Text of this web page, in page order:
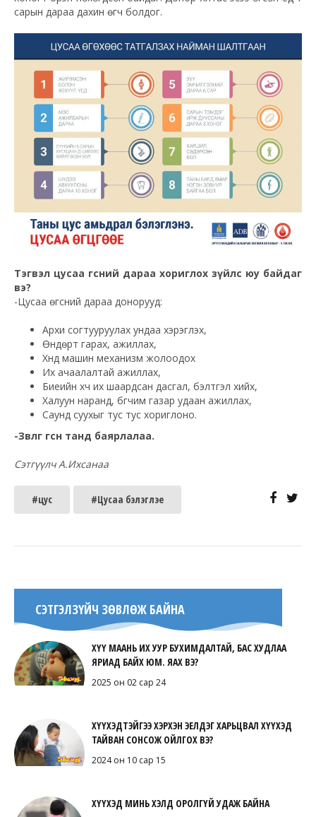
сарын дараа дахин өгч болдог.
Тэгвэл цусаа өгсний дараа хориглох зүйлс юу байдаг
вэ?
-Цусаа өгсний дараа донорууд:
Архи согтууруулах ундаа хэрэглэх,
Өндөрт гарах, ажиллах,
Хүнд машин механизм жолоодох
Их ачаалалтай ажиллах,
Биеийн хүч их шаардсан дасгал, бэлтгэл хийх,
Халуун наранд, бүгчим газар удаан ажиллах,
Саунд суухыг тус тус хориглоно.
-Зөвлөгөө өгсөн танд баярлалаа.
Сэтгүүлч А.Ихсанаа
#цус #Цусаа бэлэглэе
СЭТГЭЛЗҮЙЧ ЗӨВЛӨЖ БАЙНА
ХҮҮ МААНЬ ИХ УУР БУХИМДАЛТАЙ, БАС ХУДЛАА
ЯРИАД БАЙХ ЮМ. ЯАХ ВЭ?
2025 он 02 сар 24
ХҮҮХЭДТЭЙГЭЭ ХЭРХЭН ЭЕЛДЭГ ХАРЬЦВАЛ ХҮҮХЭД
ТАЙВАН СОНСОЖ ОЙЛГОХ ВЭ?
2024 он 10 сар 15
ХҮҮХЭД МИНЬ ХЭЛД ОРОЛГҮЙ УДАЖ БАЙНА